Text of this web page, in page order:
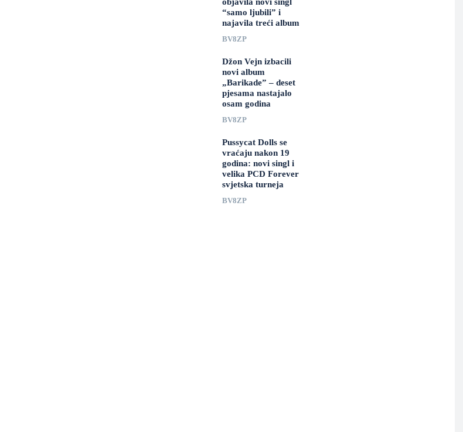
“samo ljubili” i
najavila treći album
BV8ZP
Džon Vejn izbacili
novi album
„Barikade” – deset
pjesama nastajalo
osam godina
BV8ZP
Pussycat Dolls se
vraćaju nakon 19
godina: novi singl i
velika PCD Forever
svjetska turneja
BV8ZP